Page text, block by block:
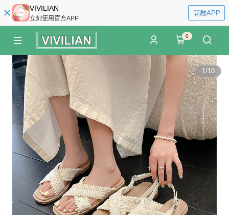
VIVILIAN
立刻使用官方APP
開啟APP
0
1/10